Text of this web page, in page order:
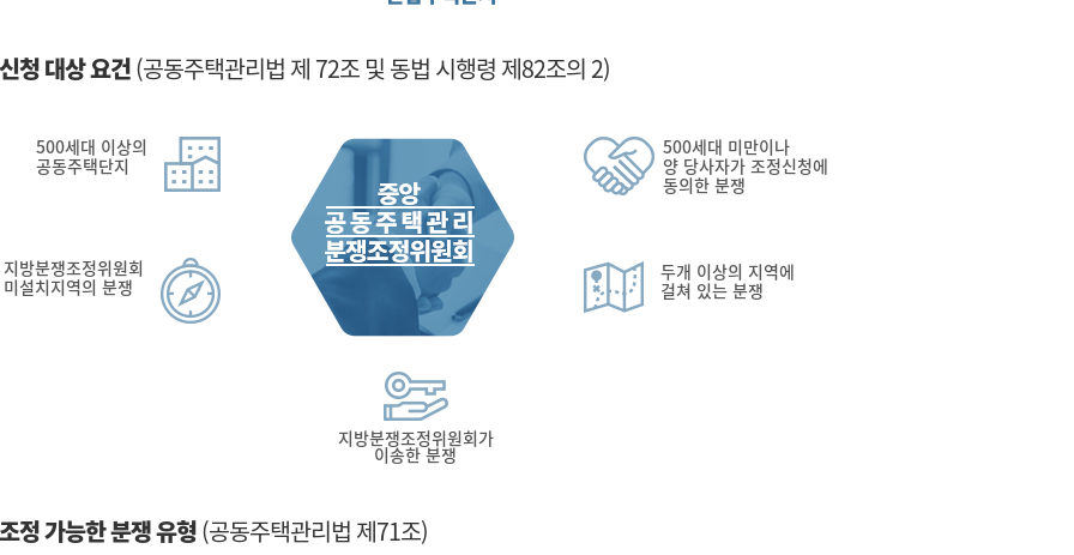
신청 대상 요건(공동주택관리법 제 72조 및 동법 시행령 제82조의 2)
500세대 이상의
공동주택단지
지방분쟁조정위원회
미설치지역의 분쟁
500세대 미만이나
양 당사자가 조정신청에
동의한 분쟁
두개 이상의 지역에
걸쳐 있는 분쟁
지방분쟁조정위원회가
이송한 분쟁
조정 가능한 분쟁 유형(공동주택관리법 제71조)